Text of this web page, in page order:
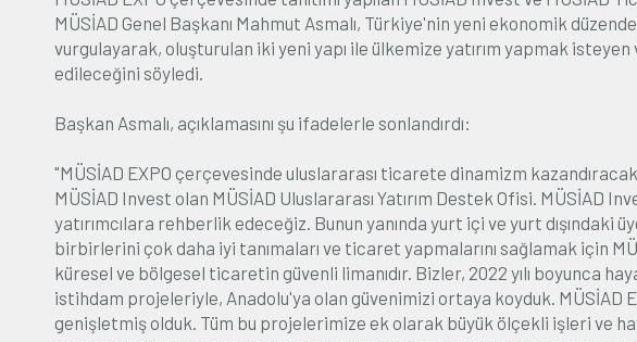
MÜSİAD Genel Başkanı Mahmut Asmalı, Türkiye'nin yeni ekonomik
vurgulayarak, oluşturulan iki yeni yapı ile ülkemize yatırım yapmak
edileceğini söyledi.
Başkan Asmalı, açıklamasını şu ifadelerle sonlandırdı:
"MÜSİAD EXPO çerçevesinde uluslararası ticarete dinamizm
MÜSİAD Invest olan MÜSİAD Uluslararası Yatırım Destek Ofisi. MÜSİAD
yatırımcılara rehberlik edeceğiz. Bunun yanında yurt içi ve yurt dışındaki
birbirlerini çok daha iyi tanımaları ve ticaret yapmalarını sağlamak için
küresel ve bölgesel ticaretin güvenli limanıdır. Bizler, 2022 yılı boyunca
istihdam projeleriyle, Anadolu'ya olan güvenimizi ortaya koyduk. MÜSİAD
genişletmiş olduk. Tüm bu projelerimize ek olarak büyük ölçekli işleri ve